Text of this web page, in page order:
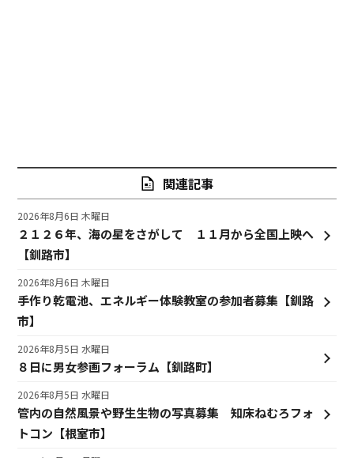
関連記事
２１２６年、海の星をさがして １１月から全国上映へ
【釧路市】
2026年8月6日 木曜日
手作り乾電池、エネルギー体験教室の参加者募集【釧路
市】
2026年8月6日 木曜日
８日に男女参画フォーラム【釧路町】
2026年8月5日 水曜日
管内の自然風景や野生生物の写真募集 知床ねむろフォ
トコン【根室市】
2026年8月5日 水曜日